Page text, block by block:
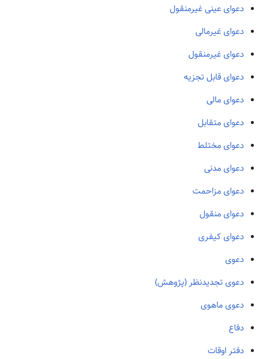
دعوای عینی غیرمنقول
دعوای غیرمالی
دعوای غیرمنقول
دعوای قابل تجزیه
دعوای مالی
دعوای متقابل
دعوای مختلط
دعوای مدنی
دعوای مزاحمت
دعوای منقول
دعوای کیفری
دعوی
دعوی تجدیدنظر (پژوهش)
دعوی ماهوی
دفاع
دفتر اوقات